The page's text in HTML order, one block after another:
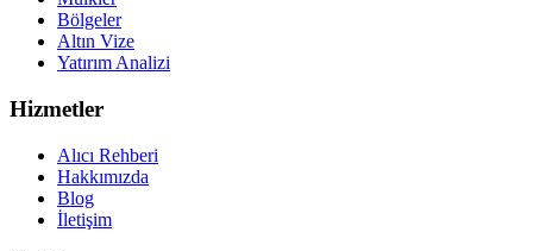
Bölgeler
Altın Vize
Yatırım Analizi
Hizmetler
Alıcı Rehberi
Hakkımızda
Blog
İletişim